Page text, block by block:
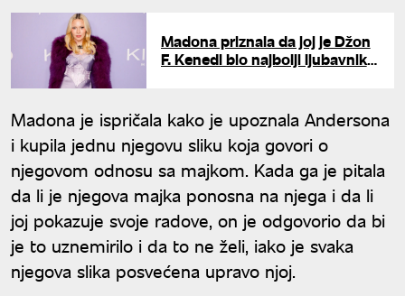
Madona priznala da joj je Džon
F. Kenedi bio najbolji ljubavnik:
Madona je ispričala kako je upoznala Andersona
i kupila jednu njegovu sliku koja govori o
njegovom odnosu sa majkom. Kada ga je pitala
da li je njegova majka ponosna na njega i da li
joj pokazuje svoje radove, on je odgovorio da bi
je to uznemirilo i da to ne želi, iako je svaka
njegova slika posvećena upravo njoj.